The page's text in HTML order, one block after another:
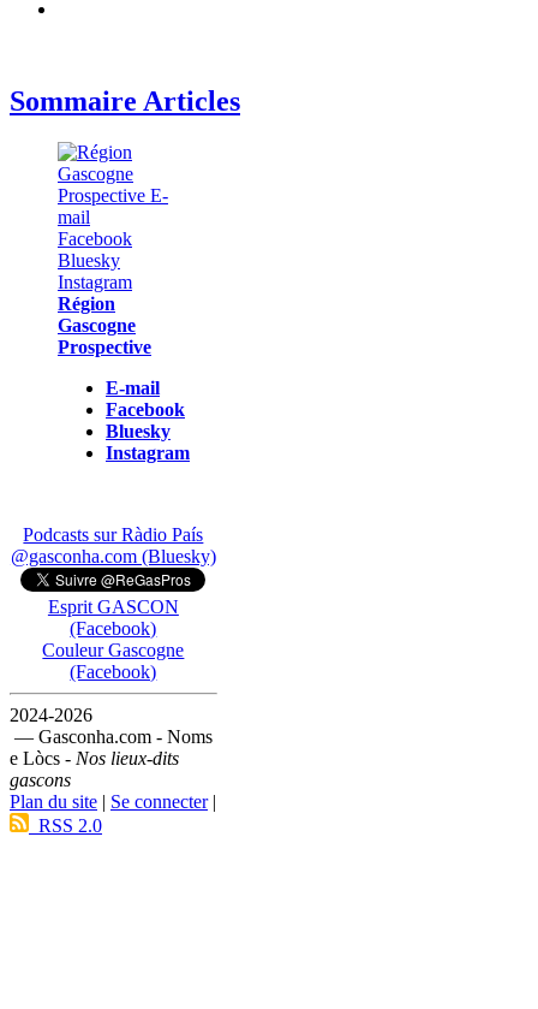
Sommaire Articles
Région
Gascogne
Prospective
E-mail
Facebook
Bluesky
Instagram
Podcasts sur Ràdio País
@gasconha.com (Bluesky)
Esprit GASCON
(Facebook)
Couleur Gascogne
(Facebook)
2024-2026
— Gasconha.com - Noms
e Lòcs - Nos lieux-dits
gascons
Plan du site | Se connecter|
RSS 2.0